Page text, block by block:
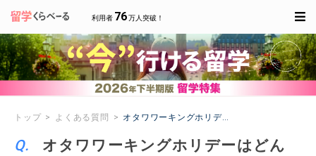
利用者 76万人突破！
トップ よくある質問 オタワワーキングホリデーはどんな人におすす
オタワワーキングホリデーはどん